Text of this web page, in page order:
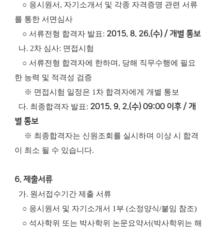
○ 응시원서, 자기소개서 및 각종 자격증명 관련 서류
를 통한 서면심사
○ 서류전형 합격자 발표: 2015. 8. 26.(수) / 개별 통보
나. 2차 심사: 면접시험
○ 서류전형 합격자에 한하며, 당해 직무수행에 필요
한 능력 및 적격성 검증
※ 면접시험 일정은 1차 합격자에게 개별 통보
다. 최종합격자 발표: 2015. 9. 2.(수) 09:00 이후 / 개
별 통보
※ 최종합격자는 신원조회를 실시하며 이상 시 합격
이 최소 될 수 있습니다.
6. 제출서류
가. 원서접수기간 제출 서류
○ 응시원서 및 자기소개서 1부 (소정양식/붙임 참조)
○ 석사학위 또는 박사학위 논문요약서(박사학위는 해